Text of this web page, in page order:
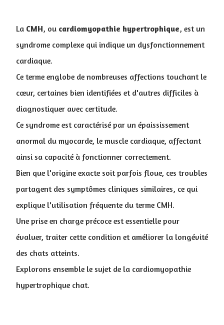
La CMH, ou cardiomyopathie hypertrophique, est un
syndrome complexe qui indique un dysfonctionnement
cardiaque.
Ce terme englobe de nombreuses affections touchant le
cœur, certaines bien identifiées et d'autres difficiles à
diagnostiquer avec certitude.
Ce syndrome est caractérisé par un épaississement
anormal du myocarde, le muscle cardiaque, affectant
ainsi sa capacité à fonctionner correctement.
Bien que l'origine exacte soit parfois floue, ces troubles
partagent des symptômes cliniques similaires, ce qui
explique l'utilisation fréquente du terme CMH.
Une prise en charge précoce est essentielle pour
évaluer, traiter cette condition et améliorer la longévité
des chats atteints.
Explorons ensemble le sujet de la cardiomyopathie
hypertrophique chat.